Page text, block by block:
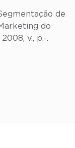
de
do
v., p.-.